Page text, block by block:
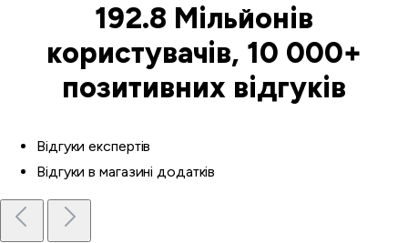
192.8 Мільйонів
користувачів, 10 000+
позитивних відгуків
Відгуки експертів
Відгуки в магазині додатків